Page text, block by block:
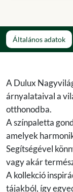
Általános adatok
A Dulux
árnyalataival a
otthonodba.
A színpaletta
amelyek
Segítségével
vagy akár
A kollekció
tájakból, így